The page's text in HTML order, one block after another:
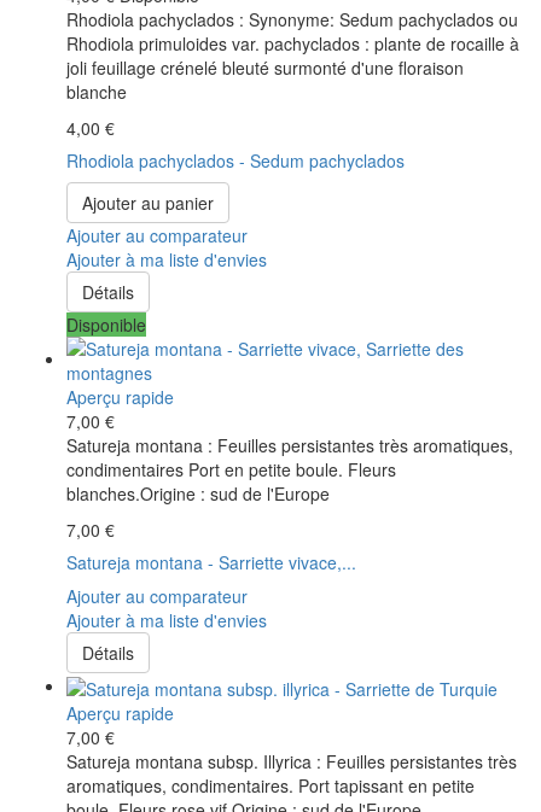
Rhodiola pachyclados : Synonyme: Sedum pachyclados ou
Rhodiola primuloides var. pachyclados : plante de rocaille à
joli feuillage crénelé bleuté surmonté d'une floraison
blanche
4,00 €
Rhodiola pachyclados - Sedum pachyclados
Ajouter au panier
Ajouter au comparateur
Ajouter à ma liste d'envies
Détails
Disponible
Aperçu rapide
7,00 €
Satureja montana : Feuilles persistantes très aromatiques,
condimentaires Port en petite boule. Fleurs
blanches.Origine : sud de l'Europe
7,00 €
Satureja montana - Sarriette vivace,...
Ajouter au comparateur
Ajouter à ma liste d'envies
Détails
Aperçu rapide
7,00 €
Satureja montana subsp. Illyrica : Feuilles persistantes très
aromatiques, condimentaires. Port tapissant en petite